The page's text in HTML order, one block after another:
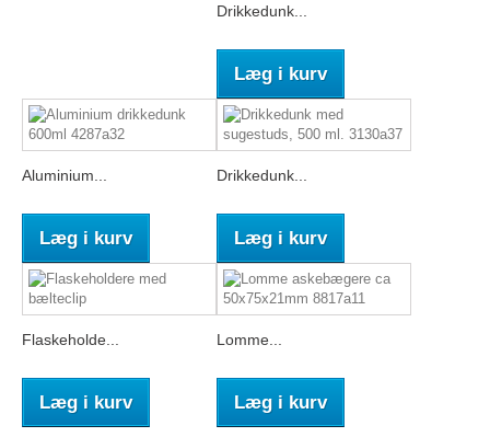
Drikkedunk...
Læg i kurv
Aluminium...
Læg i kurv
Drikkedunk...
Læg i kurv
Flaskeholde...
Læg i kurv
Lomme...
Læg i kurv